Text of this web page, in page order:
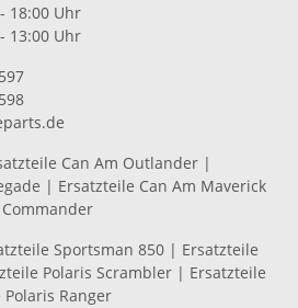
18:00 Uhr
13:00 Uhr
Can Am Outlander |
| Ersatzteile Can Am Maverick
Sportsman 850 | Ersatzteile
Polaris Scrambler | Ersatzteile
Polaris Ranger